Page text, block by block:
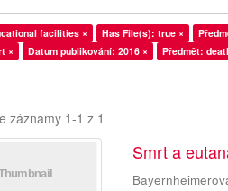
facilities × Has File(s): true ×
×
Datum publikování: 2016 × Předmět:
záznamy 1-1 z 1
Smrt a